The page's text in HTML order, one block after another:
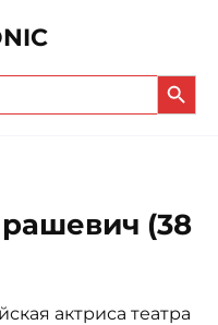
Search Button
(38
актриса театра